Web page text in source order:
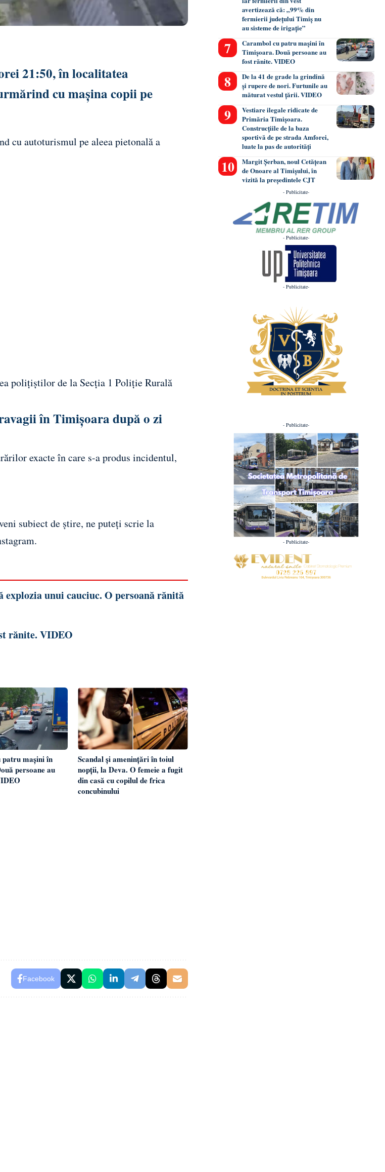
21:50, în localitatea
cu mașina copii pe
cu autoturismul pe aleea pietonală a
polițiștilor de la Secția 1 Poliție Rurală
în Timișoara după o zi
exacte în care s-a produs incidentul,
subiect de știre, ne puteți scrie la
.
unui cauciuc. O persoană rănită
rănite. VIDEO
mașini în
persoane au
Scandal și amenințări în toiul
nopții, la Deva. O femeie a fugit
din casă cu copilul de frica
concubinului
Facebook
avertizează că: „99% din
fermierii județului Timiș nu
au sisteme de irigație”
Carambol cu patru mașini în
Timișoara. Două persoane au
fost rănite. VIDEO
De la 41 de grade la grindină
și rupere de nori. Furtunile au
măturat vestul țării. VIDEO
Vestiare ilegale ridicate de
Primăria Timișoara.
Construcțiile de la baza
sportivă de pe strada Amforei,
luate la pas de autorități
Margit Șerban, noul Cetățean
de Onoare al Timișului, în
vizită la președintele CJT
- Publicitate-
- Publicitate-
- Publicitate-
- Publicitate-
- Publicitate-